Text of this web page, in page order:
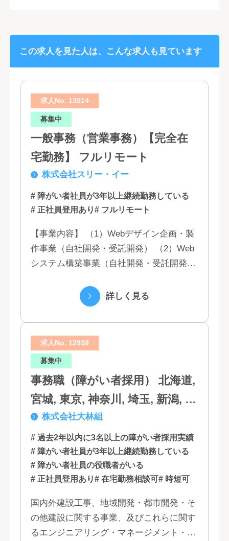
この求人を見た人は、こんな求人も見ています
求人No. 13014
募集中
一般事務（営業事務）【完全在
宅勤務】 フルリモート
株式会社スリー・イー
# 障がい者社員が3年以上継続勤務している
# 正社員登用あり# フルリモート
【事業内容】 （1）Webデザイン企画・製
作事業（自社開発・受託開発） （2）Web
システム構築事業（自社開発・受託開発）
（5）営業代行業務 （6...詳しく見る
求人No. 12938
募集中
事務職（障がい者採用） 北海道,
宮城, 東京, 神奈川, 埼玉, 新潟, 愛
知, 大阪, 京都, 兵庫, 広島, 香川,
福岡
株式会社大林組
# 過去2年以内に3名以上の障がい者採用実績
# 障がい者社員が3年以上継続勤務している
# 障がい者社員の役職者がいる
# 正社員登用あり# 在宅勤務相談可# 時短可
国内外建設工事、地域開発・都市開発・そ
の他建設に関する事業、及びこれらに関す
るエンジニアリング・マネージメント・コ